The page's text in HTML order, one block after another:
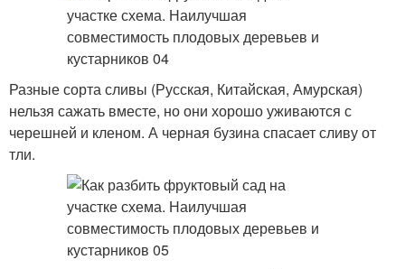
Разные сорта сливы (Русская, Китайская, Амурская)
нельзя сажать вместе, но они хорошо уживаются с
черешней и кленом. А черная бузина спасает сливу от
тли.